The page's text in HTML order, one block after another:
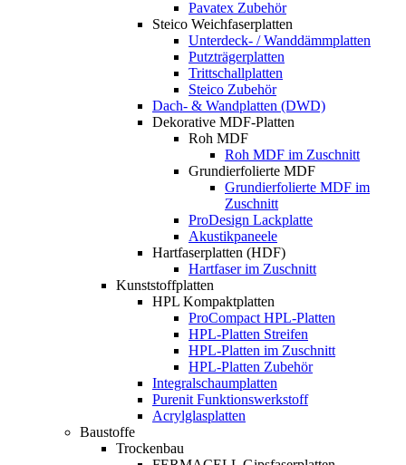
Pavatex Zubehör
Steico Weichfaserplatten
Unterdeck- / Wanddämmplatten
Putzträgerplatten
Trittschallplatten
Steico Zubehör
Dach- & Wandplatten (DWD)
Dekorative MDF-Platten
Roh MDF
Roh MDF im Zuschnitt
Grundierfolierte MDF
Grundierfolierte MDF im
Zuschnitt
ProDesign Lackplatte
Akustikpaneele
Hartfaserplatten (HDF)
Hartfaser im Zuschnitt
Kunststoffplatten
HPL Kompaktplatten
ProCompact HPL-Platten
HPL-Platten Streifen
HPL-Platten im Zuschnitt
HPL-Platten Zubehör
Integralschaumplatten
Purenit Funktionswerkstoff
Acrylglasplatten
Baustoffe
Trockenbau